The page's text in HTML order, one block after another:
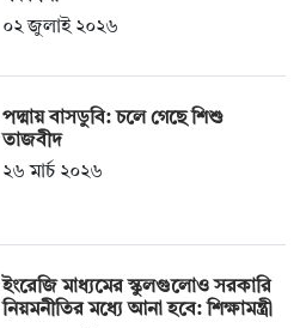
০২ জুলাই ২০২৬
পদ্মায় বাসডুবি: চলে গেছে শিশু
তাজবীদ
২৬ মার্চ ২০২৬
ইংরেজি মাধ্যমের স্কুলগুলোও সরকারি
নিয়মনীতির মধ্যে আনা হবে: শিক্ষামন্ত্রী